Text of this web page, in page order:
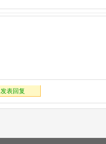
发表回复